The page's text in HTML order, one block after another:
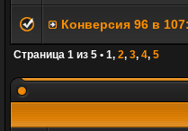
Конверсия 96 в
Страница 1 из 5 • 1, 2, 3, 4, 5